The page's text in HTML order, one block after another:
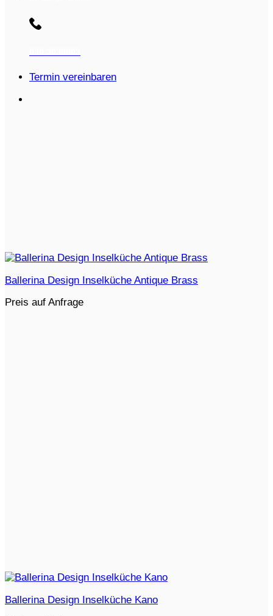
Termin vereinbaren
Ballerina Design Inselküche Antique Brass
Preis auf Anfrage
Ballerina Design Inselküche Kano